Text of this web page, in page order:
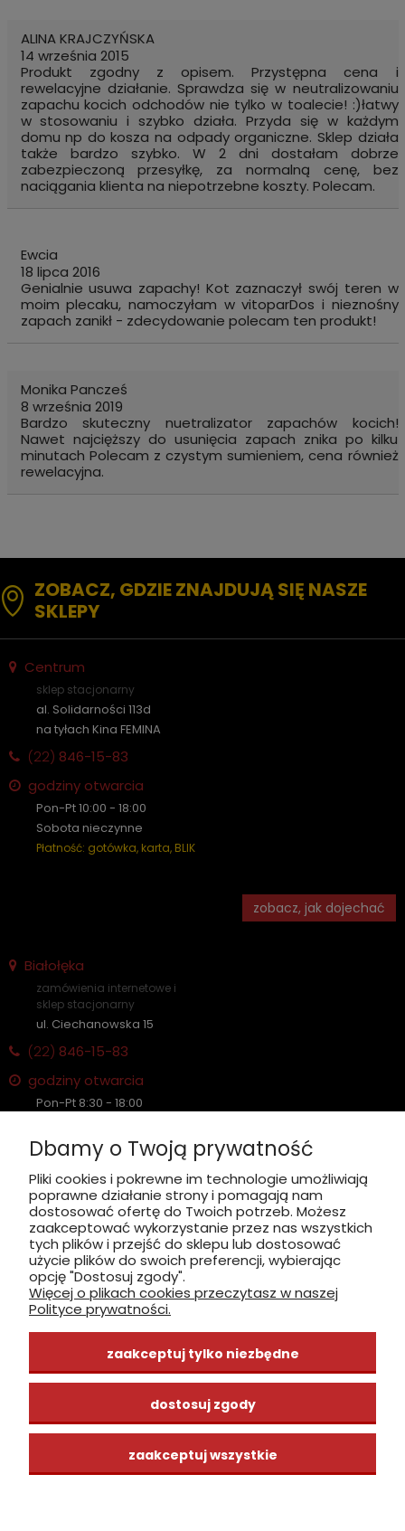
ALINA KRAJCZYŃSKA
14 września 2015
Produkt zgodny z opisem. Przystępna cena i
rewelacyjne działanie. Sprawdza się w neutralizowaniu
zapachu kocich odchodów nie tylko w toalecie! :)łatwy
w stosowaniu i szybko działa. Przyda się w każdym
domu np do kosza na odpady organiczne. Sklep działa
także bardzo szybko. W 2 dni dostałam dobrze
zabezpieczoną przesyłkę, za normalną cenę, bez
naciągania klienta na niepotrzebne koszty. Polecam.
Ewcia
18 lipca 2016
Genialnie usuwa zapachy! Kot zaznaczył swój teren w
moim plecaku, namoczyłam w vitoparDos i nieznośny
zapach zanikł - zdecydowanie polecam ten produkt!
Monika Pancześ
8 września 2019
Bardzo skuteczny nuetralizator zapachów kocich!
Nawet najcięższy do usunięcia zapach znika po kilku
minutach Polecam z czystym sumieniem, cena również
rewelacyjna.
ZOBACZ, GDZIE ZNAJDUJĄ SIĘ NASZE
SKLEPY
Centrum
sklep stacjonarny
al. Solidarności 113d
na tyłach Kina FEMINA
(22) 846-15-83
godziny otwarcia
Pon-Pt 10:00 - 18:00
Sobota nieczynne
Płatność: gotówka, karta, BLIK
zobacz, jak dojechać
Białołęka
zamówienia internetowe i
sklep stacjonarny
ul. Ciechanowska 15
(22) 846-15-83
godziny otwarcia
Pon-Pt 8:30 - 18:00
Płatność: gotówka, karta, BLIK
zobacz, jak dojechać
INFORMACJE
ZAKUPY
CENTRUM WIEDZY
Dbamy o Twoją prywatność
Pliki cookies i pokrewne im technologie umożliwiają
poprawne działanie strony i pomagają nam
dostosować ofertę do Twoich potrzeb. Możesz
zaakceptować wykorzystanie przez nas wszystkich
tych plików i przejść do sklepu lub dostosować
użycie plików do swoich preferencji, wybierając
opcję "Dostosuj zgody".
Więcej o plikach cookies przeczytasz w naszej
Polityce prywatności.
zaakceptuj tylko niezbędne
dostosuj zgody
zaakceptuj wszystkie